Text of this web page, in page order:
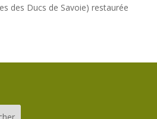
des Ducs de Savoie) restaurée